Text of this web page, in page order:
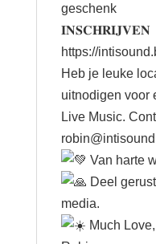
geschenk
𝐈𝐍𝐒𝐂𝐇𝐑𝐈𝐉𝐕𝐄𝐍
https://
Heb je leuke
uitnodigen voor
Live Music.
Van harte
Deel
media.
Much